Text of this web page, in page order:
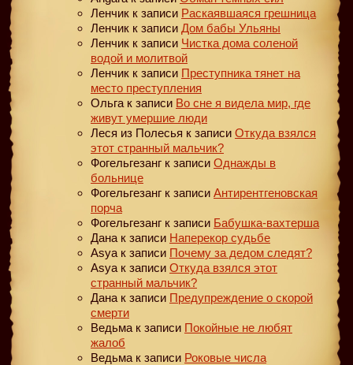
Ленчик к записи Раскаявшаяся грешница
Ленчик к записи Дом бабы Ульяны
Ленчик к записи Чистка дома соленой
водой и молитвой
Ленчик к записи Преступника тянет на
место преступления
Ольга к записи Во сне я видела мир, где
живут умершие люди
Леся из Полесья к записи Откуда взялся
этот странный мальчик?
Фогельгезанг к записи Однажды в
больнице
Фогельгезанг к записи Антирентгеновская
порча
Фогельгезанг к записи Бабушка-вахтерша
Дана к записи Наперекор судьбе
Asya к записи Почему за дедом следят?
Asya к записи Откуда взялся этот
странный мальчик?
Дана к записи Предупреждение о скорой
смерти
Ведьма к записи Покойные не любят
жалоб
Ведьма к записи Роковые числа